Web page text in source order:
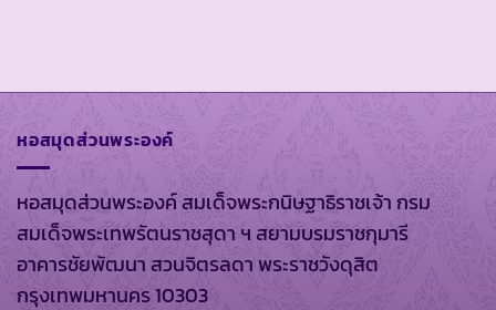
หอสมุดส่วนพระองค์
หอสมุดส่วนพระองค์ สมเด็จพระกนิษฐาธิราชเจ้า กรม
สมเด็จพระเทพรัตนราชสุดา ฯ สยามบรมราชกุมารี
อาคารชัยพัฒนา สวนจิตรลดา พระราชวังดุสิต
กรุงเทพมหานคร 10303